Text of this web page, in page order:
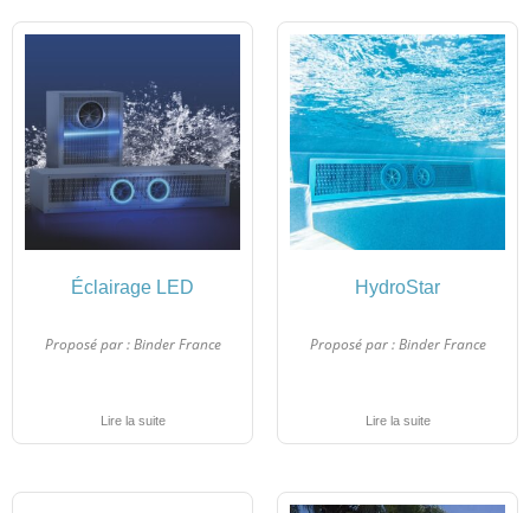
Éclairage LED
Proposé par :Binder France
Lire la suite
HydroStar
Proposé par :Binder France
Lire la suite